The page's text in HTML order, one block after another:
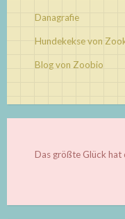
Danagrafie
Hundekekse von
Blog von Zoobio
Das größte Glück hat